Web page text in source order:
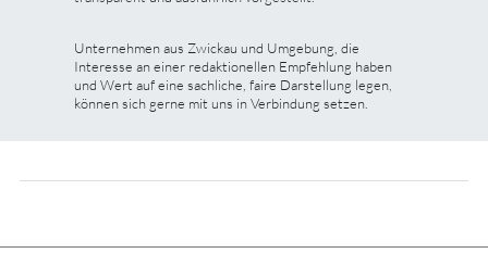
Unternehmen aus Zwickau und Umgebung, die
Interesse an einer redaktionellen Empfehlung haben
und Wert auf eine sachliche, faire Darstellung legen,
können sich gerne mit uns in Verbindung setzen.